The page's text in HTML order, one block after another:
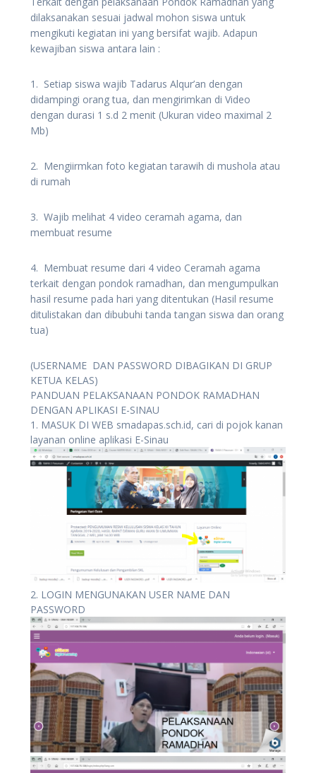
dilaksanakan sesuai jadwal mohon siswa untuk
mengikuti kegiatan ini yang bersifat wajib. Adapun
kewajiban siswa antara lain :
1. Setiap siswa wajib Tadarus Alqur’an dengan
didampingi orang tua, dan mengirimkan di Video
dengan durasi 1 s.d 2 menit (Ukuran video maximal 2
Mb)
2. Mengiirmkan foto kegiatan tarawih di mushola atau
di rumah
3. Wajib melihat 4 video ceramah agama, dan
membuat resume
4. Membuat resume dari 4 video Ceramah agama
terkait dengan pondok ramadhan, dan mengumpulkan
hasil resume pada hari yang ditentukan (Hasil resume
ditulistakan dan dibubuhi tanda tangan siswa dan orang
tua)
(USERNAME DAN PASSWORD DIBAGIKAN DI GRUP
KETUA KELAS)
PANDUAN PELAKSANAAN PONDOK RAMADHAN
DENGAN APLIKASI E-SINAU
1. MASUK DI WEB smadapas.sch.id, cari di pojok kanan
layanan online aplikasi E-Sinau
2. LOGIN MENGUNAKAN USER NAME DAN
PASSWORD